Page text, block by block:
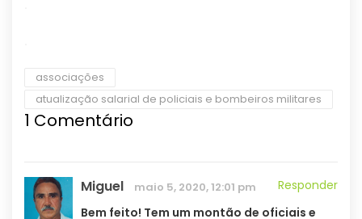
associações
atualização salarial de policiais e bombeiros militares
1 Comentário
Miguel maio 5, 2020, 12:01 pm
Responder
Bem feito! Tem um montão de oficiais e